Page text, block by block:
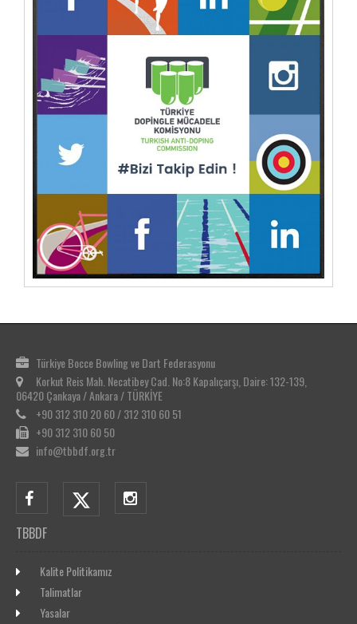
Türkiye Bocce Bowling ve Dart Federasyonu
Korkut Reis Mah. Necatibey Cad. No:8 Kapalıçarşı, Daire: 132-139,
06420 Çankaya / Ankara / TÜRKİYE
+90 312 310 20 60 / 312 310 60 51
+90 312 310 60 50
info@tbbdf.org.tr
TBBDF
Kalite Politikamız
Talimatlar
Yasalar